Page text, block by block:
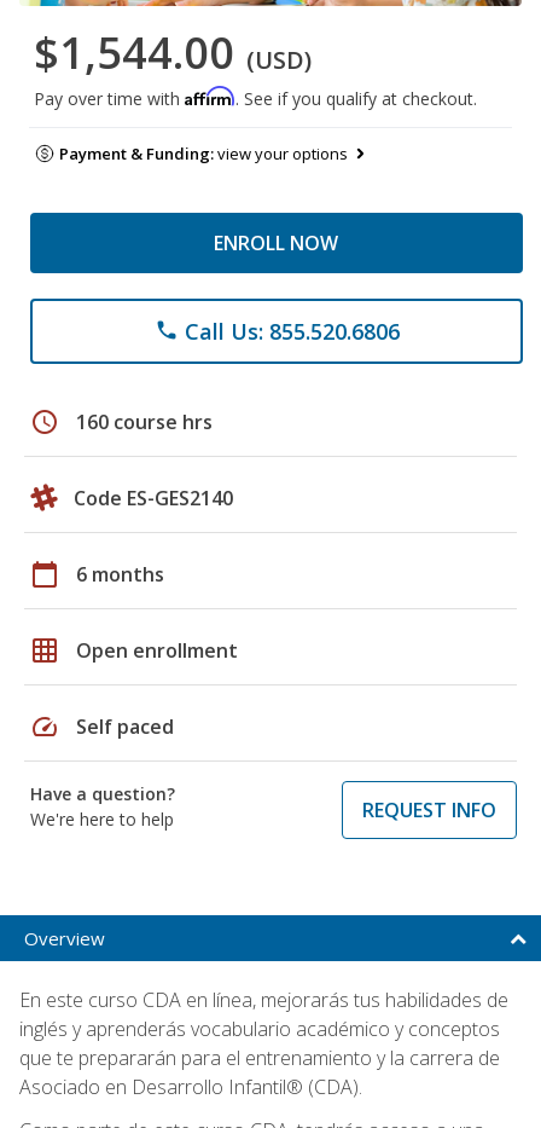
$1,544.00 (USD)
Pay over time with Affirm. See if you qualify at checkout.
Payment & Funding:view your options
ENROLL NOW
phone Call Us: 855.520.6806
schedule 160 course hrs
Code ES-GES2140
calendar_today 6 months
grid_on Open enrollment
speed Self paced
Have a question?
We're here to help
REQUEST INFO
Overview
En este curso CDA en línea, mejorarás tus habilidades de
inglés y aprenderás vocabulario académico y conceptos
que te prepararán para el entrenamiento y la carrera de
Asociado en Desarrollo Infantil® (CDA).